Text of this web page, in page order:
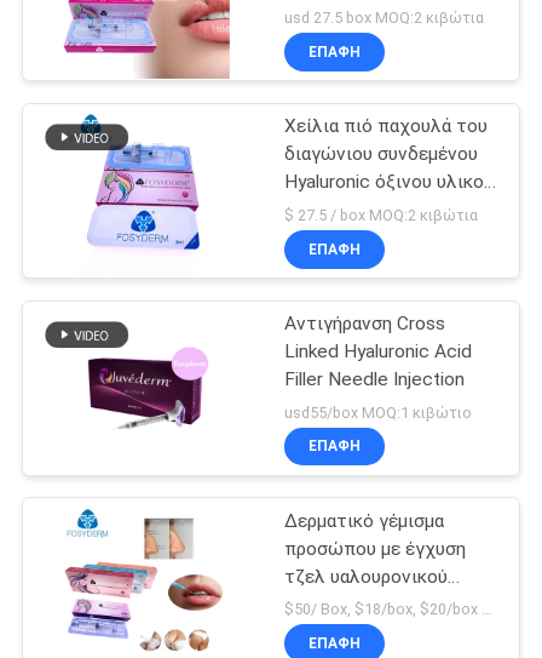
SITEMAP
PRIVACY
POLICY
πληρώσεως
πηκτωμάτων εκταρίου
υλικών πληρώσεως
usd 27.5 box MOQ:2 κιβώτια
ΕΠΑΦΉ
Χείλια πιό παχουλά του
διαγώνιου συνδεμένου
Hyaluronic όξινου υλικού
πληρώσεως 2 μιλ.
Fosyderm
$ 27.5 / box MOQ:2 κιβώτια
ΕΠΑΦΉ
Αντιγήρανση Cross
Linked Hyaluronic Acid
Filler Needle Injection
usd55/box MOQ:1 κιβώτιο
ΕΠΑΦΉ
Δερματικό γέμισμα
προσώπου με έγχυση
τζελ υαλουρονικού
οξέος με σταυροειδείς
δεσμούς
$50/ Box, $18/box, $20/box MOQ:2 κουτιά
ΕΠΑΦΉ